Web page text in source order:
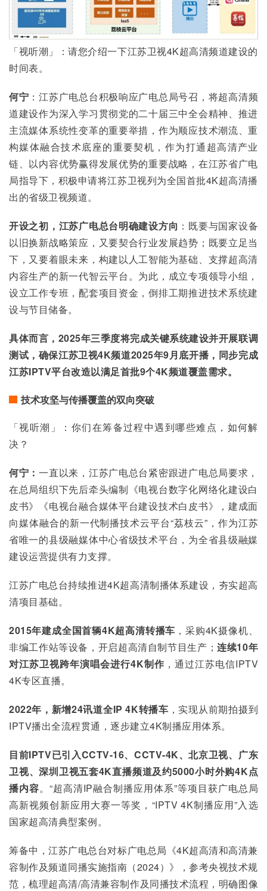
「视听潮」：请您介绍一下江苏卫视4K超高清频道建设的
时间表。
何宁 ：江苏广电总台积极响应广电总局号召，将超高清频
道建设作为深入学习贯彻党的二十届三中全会精神、推进
主流媒体系统性变革的重要举措，作为顺应技术潮流、重
构媒体融合技术底座的重要契机，作为打通超高清产业
链、以内容优势赢得发展优势的重要战略，在江苏省广电
局指导下，积极申请将江苏卫视列为全国首批4K超高清播
出的省级卫视频道。
开设之初，江苏广电总台明确建设方向 ：既要与国家设备
以旧换新战略策应，又要契合行业发展趋势；既要立足当
下，又要着眼未来，构建以人工智能为基础、支撑超高清
内容生产的新一代智云平台。为此，成立专项领导小组，
设立工作专班，配套项目资金，倒排工期推进技术系统建
设与节目储备。
具体而言，2025年三季度将完成关键系统建设并开展联调
测试，确保江苏卫视4K频道2025年9月底开播，同步完成
江苏IPTV平台改造以满足首批9个4K频道覆盖需求。
技术攻坚与传播覆盖的双向突破
「视听潮」：你们在筹备过程中遇到哪些难点，如何解
决？
何宁：一直以来，江苏广电总台紧密跟进广电总局要求，
在总局组织下先后牵头编制《电视台数字化网络化建设白
皮书》《电视台融合媒体平台建设技术白皮书》，建成面
向媒体融合的新一代制播技术云平台“荔枝云”，作为江苏
省唯一的县级融媒体中心省级技术平台，为全省县级融媒
建设运营提供有力支撑。
江苏广电总台持续推进4K超高清制播体系建设，夯实超高
清项目基础。
2015年建成全国首辆4K超高清转播车 ，采购4K摄像机、
非编工作站等设备，开启超高清自制节目生产； 连续10年
对江苏卫视跨年演唱会进行4K制作 ，通过江苏电信IPTV
4K专区直播。
2022年，新增24讯道全IP 4K转播车 ，实现从前期拍摄到
IPTV播出全流程贯通，逐步建立4K制播应用体系。
目前IPTV已引入CCTV-16、CCTV-4K、北京卫视、广东
卫视、深圳卫视五套4K直播频道及约5000小时外购4K点
播内容。“超高清IP融合制播应用体系”等项目获广电总局
高新视频创新应用大赛一等奖，“IPTV 4K制播应用”入选
国家超高清典型案例。
筹备中，江苏广电总台对标广电总局《4K超高清和高清兼
容制作及频道同播实施指南（2024）》，参考央视技术规
范，梳理超高清/高清兼容制作及同播技术流程，明确图像